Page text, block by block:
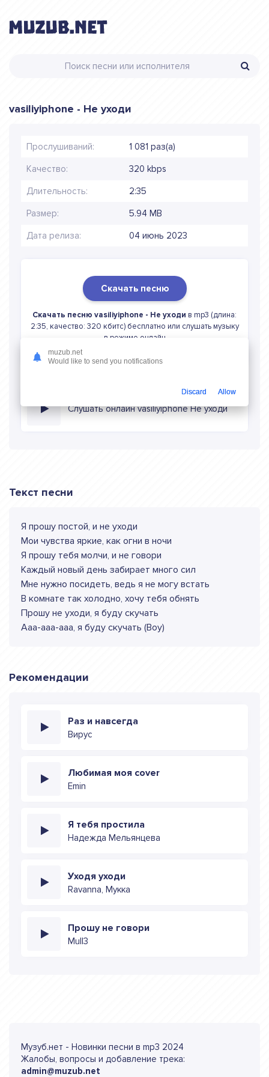
vasiliyiphone - Не уходи
Прослушиваний: 1 081 раз(а)
Качество: 320 kbps
Длительность: 2:35
Размер: 5.94 MB
Дата релиза: 04 июнь 2023
Скачать песню
Скачать песню vasiliyiphone - Не уходи в mp3 (длина:
2:35, качество: 320 кбитс) бесплатно или слушать музыку
в режиме онлайн
Слушать онлайн vasiliyiphone Не уходи
Текст песни
Я прошу постой, и не уходи
Мои чувства яркие, как огни в ночи
Я прошу тебя молчи, и не говори
Каждый новый день забирает много сил
Мне нужно посидеть, ведь я не могу встать
В комнате так холодно, хочу тебя обнять
Прошу не уходи, я буду скучать
Ааа-ааа-ааа, я буду скучать (Воу)
Рекомендации
Раз и навсегда
Вирус
Любимая моя cover
Emin
Я тебя простила
Надежда Мельянцева
Уходя уходи
Ravanna, Мукка
Прошу не говори
Mull3
Музуб.нет - Новинки песни в mp3 2024
Жалобы, вопросы и добавление трека:
admin@muzub.net
muzub.net
Would like to send you notifications
Discard Allow